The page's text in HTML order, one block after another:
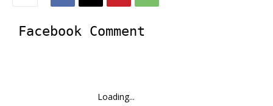
Facebook Comment
Loading...